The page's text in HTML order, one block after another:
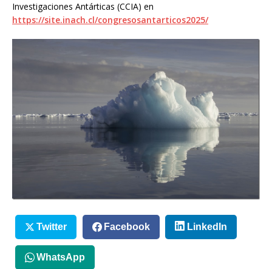
Investigaciones Antárticas (CCIA) en
https://site.inach.cl/congresosantarticos2025/
Twitter Facebook LinkedIn
WhatsApp